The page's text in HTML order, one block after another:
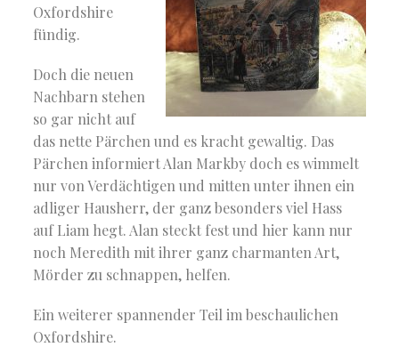
Oxfordshire
fündig.
Doch die neuen
Nachbarn stehen
so gar nicht auf
das nette Pärchen und es kracht gewaltig. Das
Pärchen informiert Alan Markby doch es wimmelt
nur von Verdächtigen und mitten unter ihnen ein
adliger Hausherr, der ganz besonders viel Hass
auf Liam hegt. Alan steckt fest und hier kann nur
noch Meredith mit ihrer ganz charmanten Art,
Mörder zu schnappen, helfen.
Ein weiterer spannender Teil im beschaulichen
Oxfordshire.